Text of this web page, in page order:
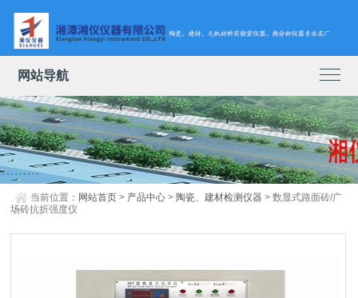
网站导航
当前位置： 网站首页 > 产品中心 > 陶瓷、建材检测仪器 > 数显式路面砖/广
场砖抗折强度仪